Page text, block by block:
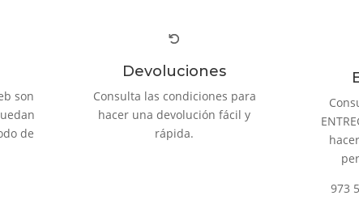
son
de
Devoluciones
Consulta las condiciones para
hacer una devolución fácil y
rápida.
973